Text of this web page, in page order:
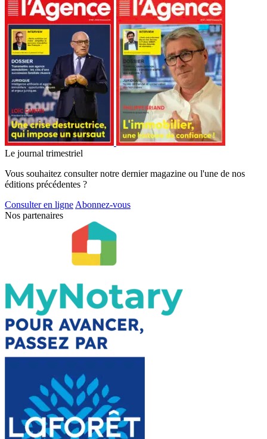
Le journal trimestriel
Vous souhaitez consulter notre dernier magazine ou l'une de nos
éditions précédentes ?
Consulter en ligneAbonnez-vous
Nos partenaires